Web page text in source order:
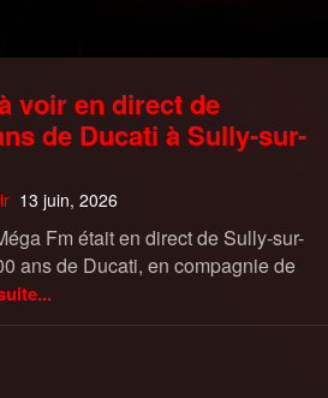
voir en direct de
de Ducati à Sully-sur-
13 juin, 2026
Fm était en direct de Sully-sur-
ans de Ducati, en compagnie de